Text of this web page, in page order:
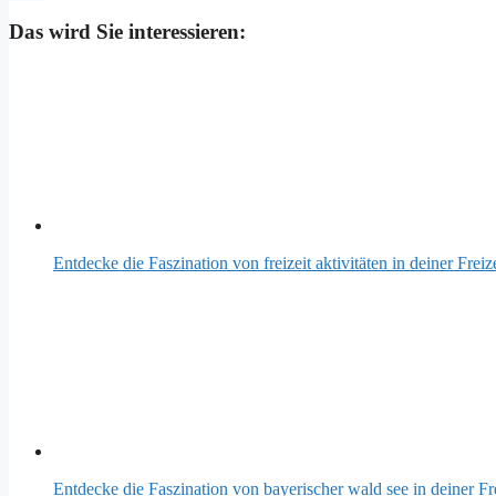
Das wird Sie interessieren:
Entdecke die Faszination von freizeit aktivitäten in deiner
Entdecke die Faszination von bayerischer wald see in deiner